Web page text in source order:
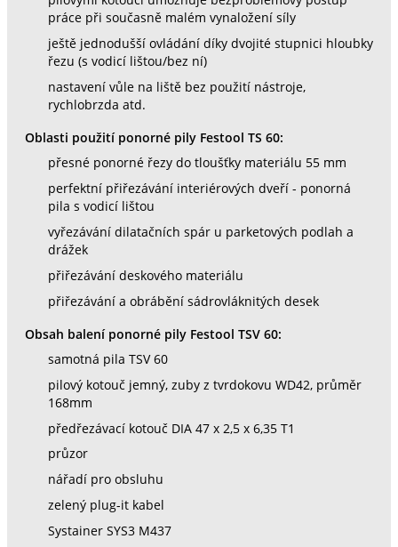
práce při současně malém vynaložení síly
ještě jednodušší ovládání díky dvojité stupnici hloubky
řezu (s vodicí lištou/bez ní)
nastavení vůle na liště bez použití nástroje,
rychlobrzda atd.
Oblasti použití ponorné pily Festool TS 60:
přesné ponorné řezy do tloušťky materiálu 55 mm
perfektní přiřezávání interiérových dveří - ponorná
pila s vodicí lištou
vyřezávání dilatačních spár u parketových podlah a
drážek
přiřezávání deskového materiálu
přiřezávání a obrábění sádrovláknitých desek
Obsah balení ponorné pily Festool TSV 60:
samotná pila TSV 60
pilový kotouč jemný, zuby z tvrdokovu WD42, průměr
168mm
předřezávací kotouč DIA 47 x 2,5 x 6,35 T1
průzor
nářadí pro obsluhu
zelený plug-it kabel
Systainer SYS3 M437